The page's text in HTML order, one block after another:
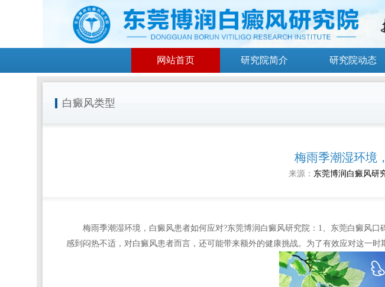
网站首页 研究院简介 研究院动态
白癜风类型
梅雨季潮湿环境
来源： 东莞博润白癜风研
梅雨季潮湿环境，白癜风患者如何应对?东莞博润白癜风研究院 ：1、东莞白癜风
感到闷热不适，对白癜风患者而言，还可能带来额外的健康挑战。为了有效应对这一时